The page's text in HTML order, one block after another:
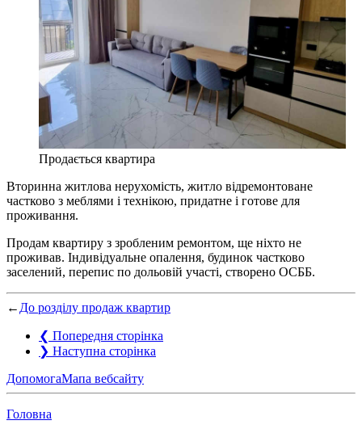
Продається квартира
Вторинна житлова нерухомість, житло відремонтоване
частково з меблями і технікою, придатне і готове для
проживання.
Продам квартиру з зробленим ремонтом, ще ніхто не
проживав. Індивідуальне опалення, будинок частково
заселений, перепис по дольовій участі, створено ОСББ.
← До розділу продаж квартир
❮ Попередня сторінка
❯ Наступна сторінка
ДопомогаМапа вебсайту
Головна